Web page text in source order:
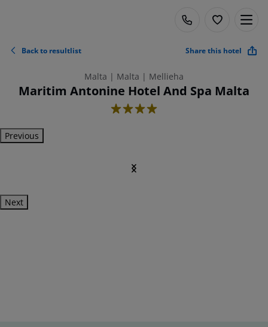
Back to resultlist Share this hotel
Malta | Malta | Mellieha
Maritim Antonine Hotel And Spa Malta
4
Previous
Next